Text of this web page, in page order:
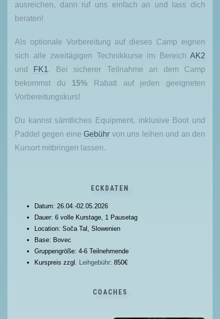
ausreichen, dann ruf uns einfach an und lass dich
beraten!
Als optionale Vorbereitung auf dieses Camp eignen
sich alle zweitägigen Technikkurse im Bereich AK2
und FK1. Bei sicherer Teilnahme an dem Camp
bekommst du 15% Rabatt auf jeden geeigneten
Vorbereitungskurs!
Du kannst sämtliches Equipment, inklusive Boot und
Paddel gegen eine Gebühr von uns leihen und an den
Kursort mitbringen lassen.
ECKDATEN
Datum: 26.04.-02.05.2026
Dauer: 6 volle Kurstage, 1 Pausetag
Location: Soča Tal, Slowenien
Base: Bovec
Gruppengröße: 4-6 Teilnehmende
Kurspreis zzgl. Leihgebühr: 850€
COACHES